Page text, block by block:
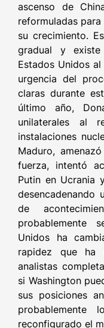
ascenso de
reformuladas
su crecimiento.
gradual y
Estados Unidos
urgencia del
claras durante
último año,
unilaterales al
instalaciones
Maduro,
fuerza, intentó
Putin en Ucrania
de
probablemente
Unidos ha
rapidez que
analistas
si Washington
sus posiciones
reconfigurado el